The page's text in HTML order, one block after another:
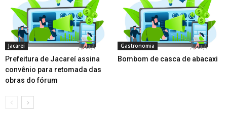
Jacareí
Prefeitura de Jacareí assina
convênio para retomada das
obras do fórum
Gastronomia
Bombom de casca de abacaxi